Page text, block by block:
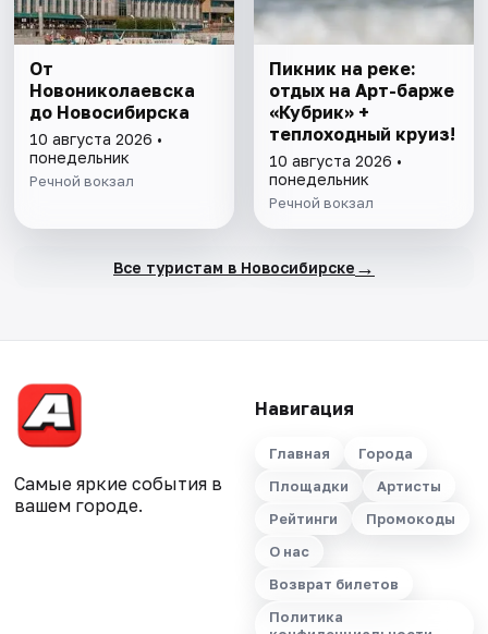
От
Новониколаевска
до Новосибирска
10 августа 2026 •
понедельник
Речной вокзал
Пикник на реке:
отдых на Арт-барже
«Кубрик» +
теплоходный круиз!
10 августа 2026 •
понедельник
Речной вокзал
Все туристам в Новосибирске →
Самые яркие события в
вашем городе.
Навигация
Главная
Города
Площадки
Артисты
Рейтинги
Промокоды
О нас
Возврат билетов
Политика